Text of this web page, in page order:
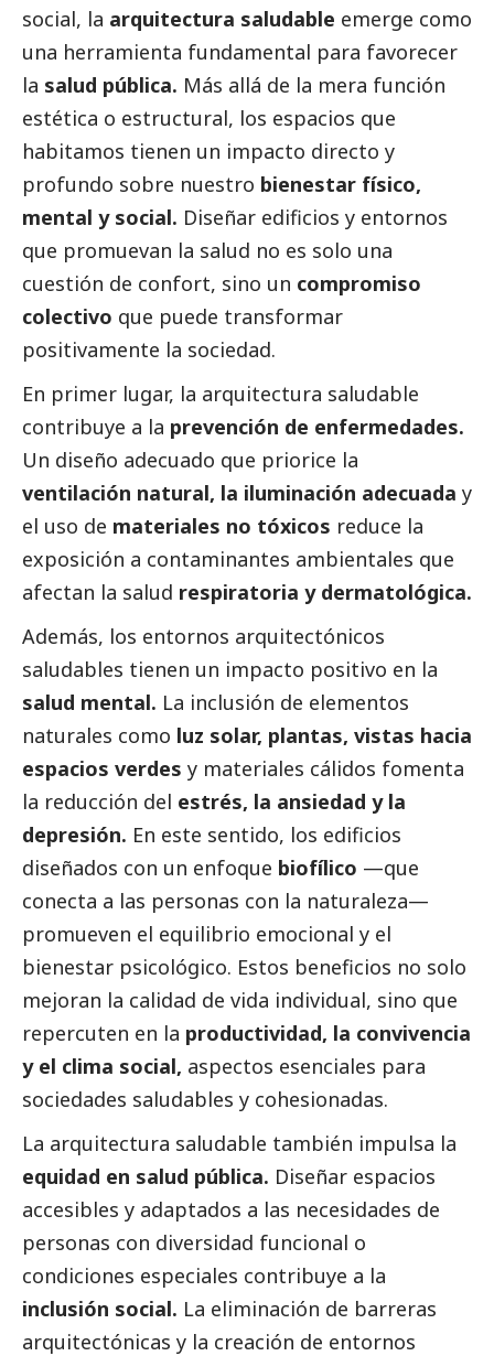
social, la arquitectura saludable emerge como
una herramienta fundamental para favorecer
la salud pública. Más allá de la mera función
estética o estructural, los espacios que
habitamos tienen un impacto directo y
profundo sobre nuestro bienestar físico,
mental y social. Diseñar edificios y entornos
que promuevan la salud no es solo una
cuestión de confort, sino un compromiso
colectivo que puede transformar
positivamente la sociedad.
En primer lugar, la arquitectura saludable
contribuye a la prevención de enfermedades.
Un diseño adecuado que priorice la
ventilación natural, la iluminación adecuada y
el uso de materiales no tóxicos reduce la
exposición a contaminantes ambientales que
afectan la salud respiratoria y dermatológica.
Además, los entornos arquitectónicos
saludables tienen un impacto positivo en la
salud mental. La inclusión de elementos
naturales como luz solar, plantas, vistas hacia
espacios verdes y materiales cálidos fomenta
la reducción del estrés, la ansiedad y la
depresión. En este sentido, los edificios
diseñados con un enfoque biofílico —que
conecta a las personas con la naturaleza—
promueven el equilibrio emocional y el
bienestar psicológico. Estos beneficios no solo
mejoran la calidad de vida individual, sino que
repercuten en la productividad, la convivencia
y el clima social, aspectos esenciales para
sociedades saludables y cohesionadas.
La arquitectura saludable también impulsa la
equidad en salud pública. Diseñar espacios
accesibles y adaptados a las necesidades de
personas con diversidad funcional o
condiciones especiales contribuye a la
inclusión social. La eliminación de barreras
arquitectónicas y la creación de entornos